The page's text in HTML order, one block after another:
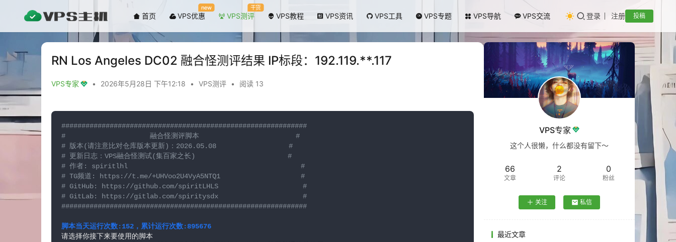
首页 VPS优惠
new
VPS测评
干货
VPS教程 VPS资讯 VPS工具 VPS专题 VPS导航 VPS交流 登录 注册 投稿
RN Los Angeles DC02 融合怪测评结果 IP标段：192.119.**.117
VPS专家 • 2026年5月28日 下午12:18 • VPS测评 • 阅读 13
#############################################################
#                     融合怪测评脚本                        #
# 版本(请注意比对仓库版本更新)：2026.05.08                  #
# 更新日志：VPS融合怪测试(集百家之长)                       #
# 作者: spiritlhl                                           #
# TG频道: https://t.me/+UHVoo2U4VyA5NTQ1                    #
# GitHub: https://github.com/spiritLHLS                     #
# GitLab: https://gitlab.com/spiritysdx                     #
#############################################################
脚本当天运行次数:152，累计运行次数:895676
请选择你接下来要使用的脚本
VPS专家
这个人很懒，什么都没有留下～
66
文章
2
评论
0
粉丝
关注 私信
最近文章